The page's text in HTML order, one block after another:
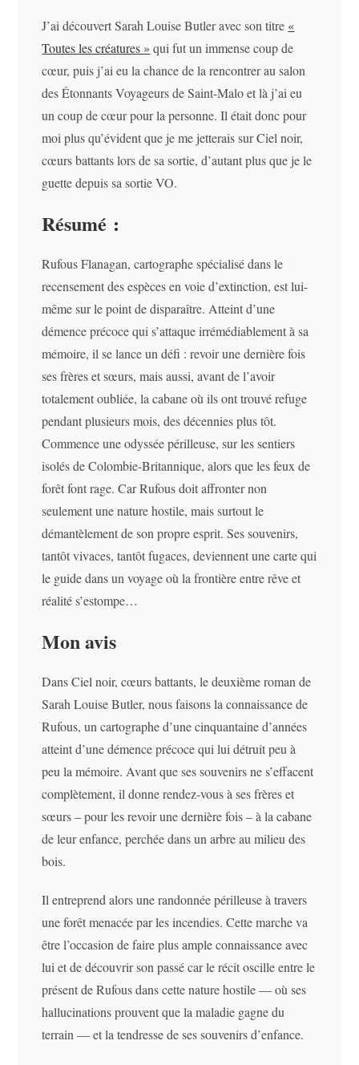
J’ai découvert Sarah Louise Butler avec son titre «
Toutes les créatures » qui fut un immense coup de
cœur, puis j’ai eu la chance de la rencontrer au salon
des Étonnants Voyageurs de Saint-Malo et là j’ai eu
un coup de cœur pour la personne. Il était donc pour
moi plus qu’évident que je me jetterais sur Ciel noir,
cœurs battants lors de sa sortie, d’autant plus que je le
guette depuis sa sortie VO.
Résumé :
Rufous Flanagan, cartographe spécialisé dans le
recensement des espèces en voie d’extinction, est lui-
même sur le point de disparaître. Atteint d’une
démence précoce qui s’attaque irrémédiablement à sa
mémoire, il se lance un défi : revoir une dernière fois
ses frères et sœurs, mais aussi, avant de l’avoir
totalement oubliée, la cabane où ils ont trouvé refuge
pendant plusieurs mois, des décennies plus tôt.
Commence une odyssée périlleuse, sur les sentiers
isolés de Colombie-Britannique, alors que les feux de
forêt font rage. Car Rufous doit affronter non
seulement une nature hostile, mais surtout le
démantèlement de son propre esprit. Ses souvenirs,
tantôt vivaces, tantôt fugaces, deviennent une carte qui
le guide dans un voyage où la frontière entre rêve et
réalité s’estompe…
Mon avis
Dans Ciel noir, cœurs battants, le deuxième roman de
Sarah Louise Butler, nous faisons la connaissance de
Rufous, un cartographe d’une cinquantaine d’années
atteint d’une démence précoce qui lui détruit peu à
peu la mémoire. Avant que ses souvenirs ne s’effacent
complètement, il donne rendez-vous à ses frères et
sœurs – pour les revoir une dernière fois – à la cabane
de leur enfance, perchée dans un arbre au milieu des
bois.
Il entreprend alors une randonnée périlleuse à travers
une forêt menacée par les incendies. Cette marche va
être l’occasion de faire plus ample connaissance avec
lui et de découvrir son passé car le récit oscille entre le
présent de Rufous dans cette nature hostile — où ses
hallucinations prouvent que la maladie gagne du
terrain — et la tendresse de ses souvenirs d’enfance.